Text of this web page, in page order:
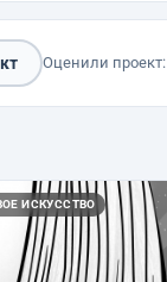
Оценили проект:
ИСКУССТВО